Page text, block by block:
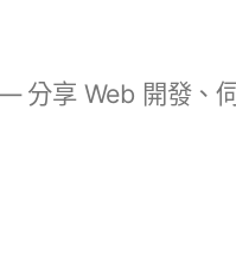
分享 Web 開發、